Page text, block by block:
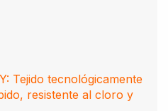
Tejido tecnológicamente
resistente al cloro y